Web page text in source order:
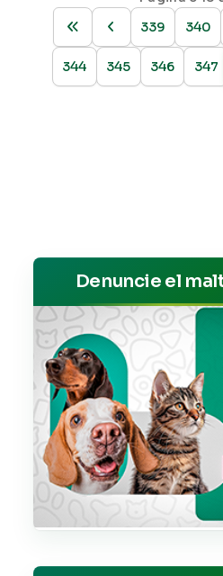
339
340
344 345 346 347
Denuncie el